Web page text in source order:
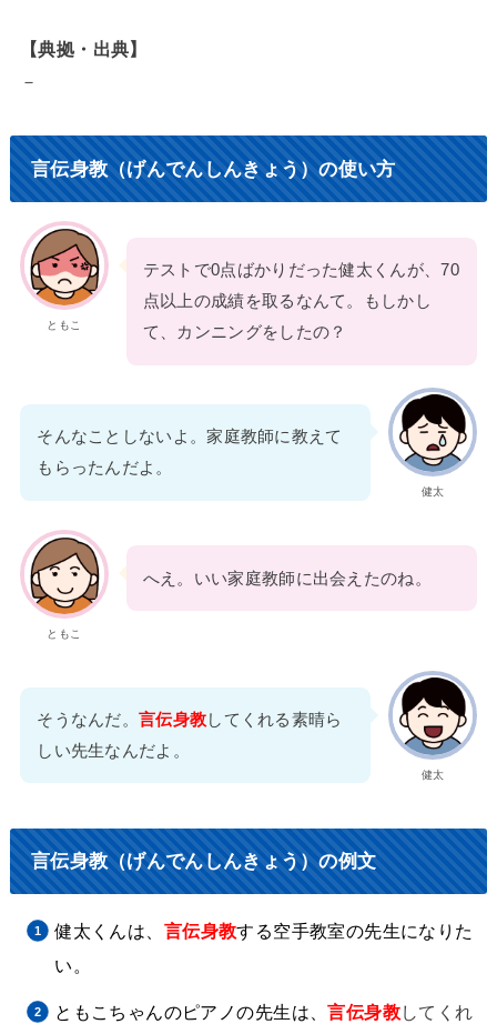
【典拠・出典】
－
言伝身教（げんでんしんきょう）の使い方
ともこ
テストで0点ばかりだった健太くんが、70
点以上の成績を取るなんて。もしかし
て、カンニングをしたの？
健太
そんなことしないよ。家庭教師に教えて
もらったんだよ。
ともこ
へえ。いい家庭教師に出会えたのね。
健太
そうなんだ。言伝身教してくれる素晴ら
しい先生なんだよ。
言伝身教（げんでんしんきょう）の例文
健太くんは、 言伝身教する空手教室の先生になりた
い。
ともこちゃんのピアノの先生は、言伝身教してくれ